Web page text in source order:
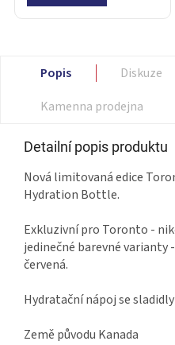
Popis
Diskuze
Kamenna prodejna
Detailní popis produktu
Nová limitovaná edice
Hydration Bottle.
Exkluzivní pro Toronto -
jedinečné barevné varianty
červená.
Hydratační nápoj se
Země původu Kanada